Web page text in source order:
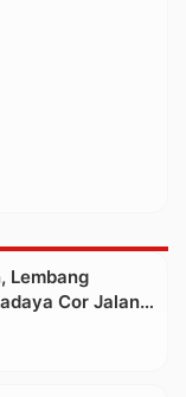
Lembang
Cor Jalan